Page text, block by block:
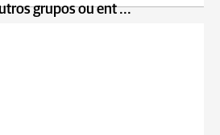
grupos ou ent ...